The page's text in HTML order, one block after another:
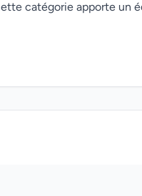
catégorie apporte un